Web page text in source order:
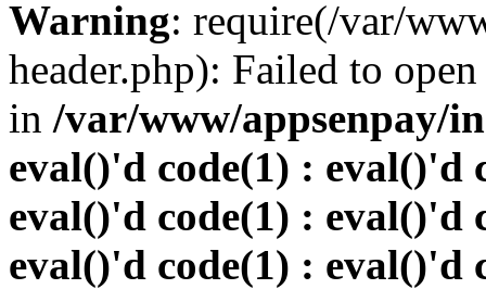
Warning: require(/var/
header.php): Failed to
in /var/www/appsenpay/
eval()'d code(1) : eval()'d
eval()'d code(1) : eval()'d
eval()'d code(1) : eval()'d